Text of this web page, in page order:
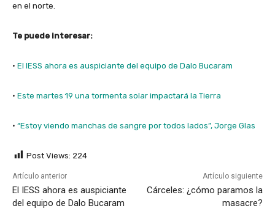
en el norte.
Te puede interesar:
· El IESS ahora es auspiciante del equipo de Dalo Bucaram
· Este martes 19 una tormenta solar impactará la Tierra
· “Estoy viendo manchas de sangre por todos lados”, Jorge Glas
Post Views: 224
Artículo anterior
El IESS ahora es auspiciante
del equipo de Dalo Bucaram
Artículo siguiente
Cárceles: ¿cómo paramos la
masacre?